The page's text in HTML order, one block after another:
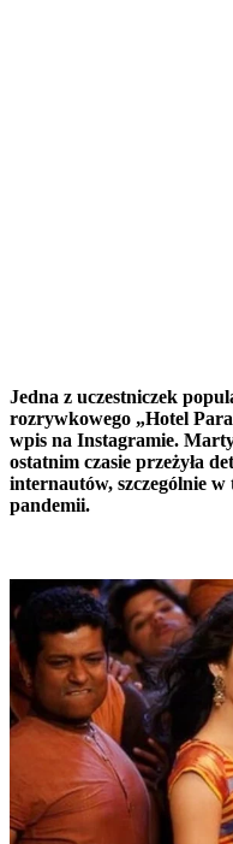
Jedna z uczestniczek
rozrywkowego „Hotel
wpis na Instagramie.
ostatnim czasie przeżyła
internautów, szczególnie
pandemii.